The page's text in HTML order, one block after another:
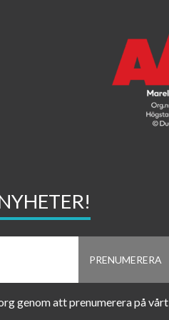
genom att prenumerera på vårt